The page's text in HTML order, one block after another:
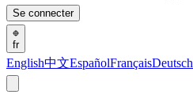
Se connecter
fr
English中文EspañolFrançaisDeutsch